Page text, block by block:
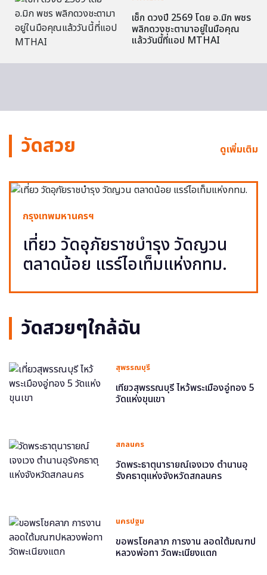
เช็ก ดวงปี 2569 โดย อ.มิก พชร
พลิกดวงชะตามาอยู่ในมือคุณ
แล้ววันนี้ที่แอป MTHAI
วัดสวย ดูเพิ่มเติม
กรุงเทพมหานครฯ
เที่ยว วัดอุภัยราชบำรุง วัดญวน
ตลาดน้อย แรร์ไอเท็มแห่งกทม.
วัดสวยๆใกล้ฉัน
สุพรรณบุรี
เที่ยวสุพรรณบุรี ไหว้พระเมืองอู่ทอง 5
วัดแห่งขุนเขา
สกลนคร
วัดพระธาตุนารายณ์เจงเวง ตำนานอุ
รังคธาตุแห่งจังหวัดสกลนคร
นครปฐม
ขอพรโชคลาภ การงาน ลอดใต้มณฑป
หลวงพ่อทา วัดพะเนียงแตก